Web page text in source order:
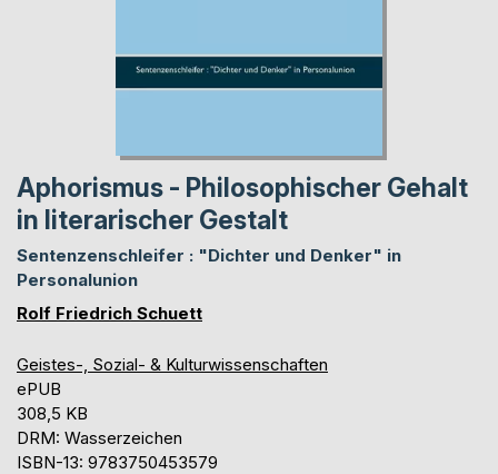
Aphorismus - Philosophischer Gehalt
in literarischer Gestalt
Sentenzenschleifer : "Dichter und Denker" in
Personalunion
Rolf Friedrich Schuett
Geistes-, Sozial- & Kulturwissenschaften
ePUB
308,5 KB
DRM: Wasserzeichen
ISBN-13: 9783750453579